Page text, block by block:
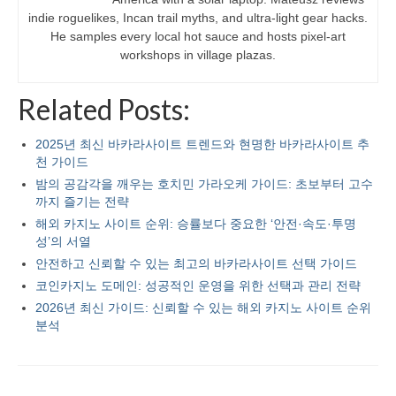
indie roguelikes, Incan trail myths, and ultra-light gear hacks.
He samples every local hot sauce and hosts pixel-art
workshops in village plazas.
Related Posts:
2025년 최신 바카라사이트 트렌드와 현명한 바카라사이트 추
천 가이드
밤의 공감각을 깨우는 호치민 가라오케 가이드: 초보부터 고수
까지 즐기는 전략
해외 카지노 사이트 순위: 승률보다 중요한 ‘안전·속도·투명
성’의 서열
안전하고 신뢰할 수 있는 최고의 바카라사이트 선택 가이드
코인카지노 도메인: 성공적인 운영을 위한 선택과 관리 전략
2026년 최신 가이드: 신뢰할 수 있는 해외 카지노 사이트 순위
분석